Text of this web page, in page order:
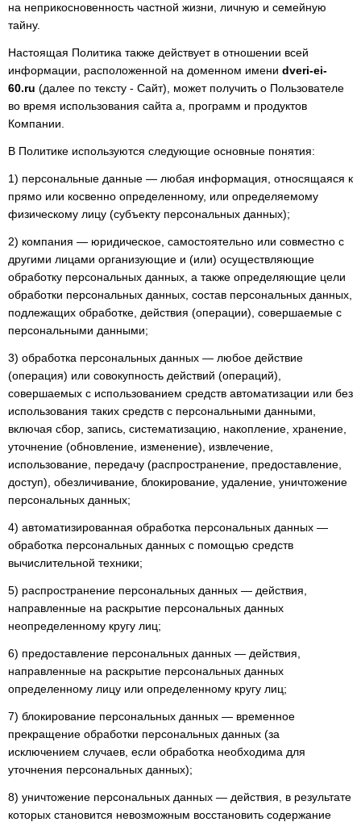
на неприкосновенность частной жизни, личную и семейную
тайну.
Настоящая Политика также действует в отношении всей
информации, расположенной на доменном имени dveri-ei-
60.ru (далее по тексту - Сайт), может получить о Пользователе
во время использования сайта а, программ и продуктов
Компании.
В Политике используются следующие основные понятия:
1) персональные данные — любая информация, относящаяся к
прямо или косвенно определенному, или определяемому
физическому лицу (субъекту персональных данных);
2) компания — юридическое, самостоятельно или совместно с
другими лицами организующие и (или) осуществляющие
обработку персональных данных, а также определяющие цели
обработки персональных данных, состав персональных данных,
подлежащих обработке, действия (операции), совершаемые с
персональными данными;
3) обработка персональных данных — любое действие
(операция) или совокупность действий (операций),
совершаемых с использованием средств автоматизации или без
использования таких средств с персональными данными,
включая сбор, запись, систематизацию, накопление, хранение,
уточнение (обновление, изменение), извлечение,
использование, передачу (распространение, предоставление,
доступ), обезличивание, блокирование, удаление, уничтожение
персональных данных;
4) автоматизированная обработка персональных данных —
обработка персональных данных с помощью средств
вычислительной техники;
5) распространение персональных данных — действия,
направленные на раскрытие персональных данных
неопределенному кругу лиц;
6) предоставление персональных данных — действия,
направленные на раскрытие персональных данных
определенному лицу или определенному кругу лиц;
7) блокирование персональных данных — временное
прекращение обработки персональных данных (за
исключением случаев, если обработка необходима для
уточнения персональных данных);
8) уничтожение персональных данных — действия, в результате
которых становится невозможным восстановить содержание